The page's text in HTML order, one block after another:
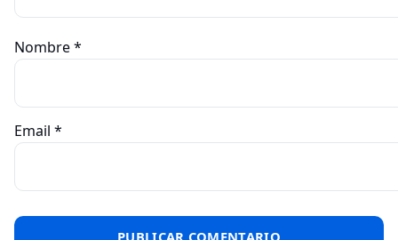
Nombre*
Email *